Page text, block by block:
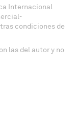
Internacional
condiciones de
las del autor y no